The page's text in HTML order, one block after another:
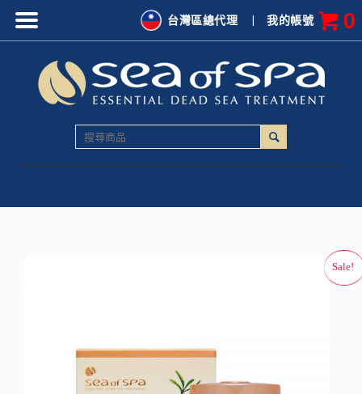
|我的帳號 0
台灣區總代理